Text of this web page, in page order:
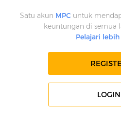
Satu akun MPC untuk
keuntungan di semua
Pelajari
LOGIN